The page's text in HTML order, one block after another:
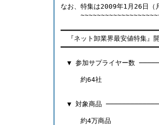
なお、特集は2009年1月26日
『ネット卸業界最安値特集』
▼ 参加サプライヤー数
約64社
▼ 対象商品
約4万商品